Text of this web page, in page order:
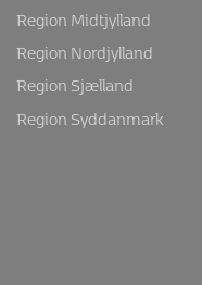
Region Midtjylland
Region Nordjylland
Region Sjælland
Region Syddanmark